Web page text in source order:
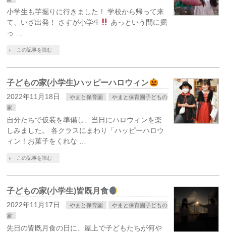
小学生も芋掘りに行きました！ 学校から帰って来
て、いざ出発！ さすが小学生
あっという間に掘
っ …
この記事を読む
子どもの家(小学生)ハッピーハロウィン
2022年11月18日 やまと保育園
やまと保育園子どもの
家
自分たちで仮装を準備し、当日にハロウィンを楽
しみました。 各クラスにまわり「ハッピーハロウ
ィン！お菓子をくれな …
この記事を読む
子どもの家(小学生)皆既月食
2022年11月17日 やまと保育園
やまと保育園子どもの
家
先日の皆既月食の日に、屋上で子どもたちが何や